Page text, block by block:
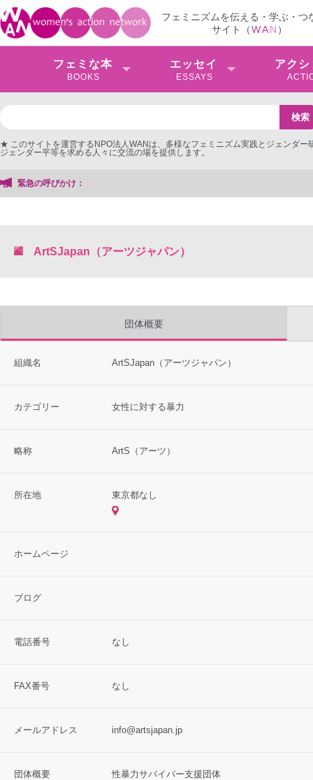
フェミニズムを伝える・学ぶ・つ
サイト（WAN ）
フェミな本
BOOKS
エッセイ
ESSAYS
アクシ
★ このサイトを運営するNPO法人WANは、多様なフェミニズム実践とジェンダー
ジェンダー平等を求める人々に交流の場を提供します。
緊急の呼びかけ：
ArtSJapan（アーツジャパン）
団体概要
組織名 ArtSJapan（アーツジャパン）
カテゴリー 女性に対する暴力
略称 ArtS（アーツ）
所在地 東京都なし
ホームページ
ブログ
電話番号 なし
FAX番号 なし
メールアドレス info@artsjapan.jp
団体概要 性暴力サバイバー支援団体